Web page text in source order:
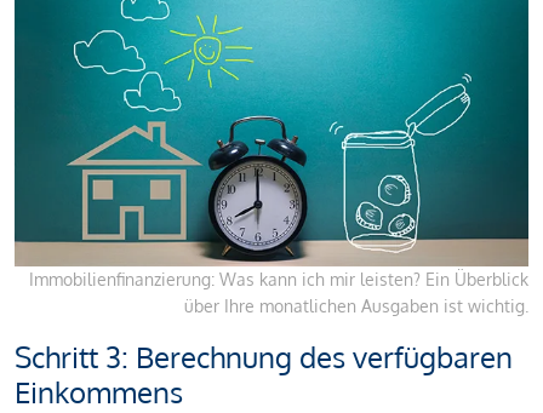
Immobilienfinanzierung: Was kann ich mir leisten? Ein Überblick
über Ihre monatlichen Ausgaben ist wichtig.
Schritt 3: Berechnung des verfügbaren
Einkommens